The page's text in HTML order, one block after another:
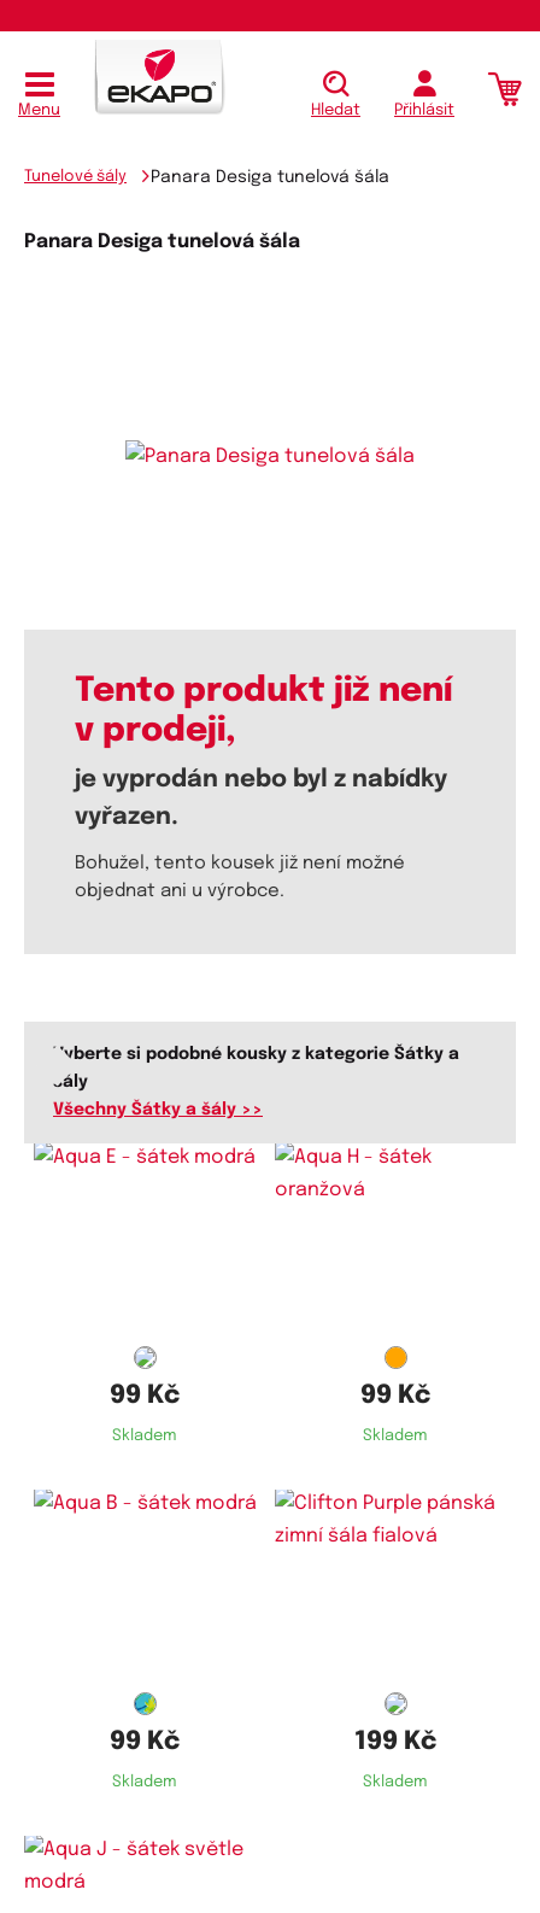
Menu Hledat Přihlásit
Tunelové šály Panara Desiga tunelová šála
Panara Desiga tunelová šála
Tento produkt již není
v prodeji,
je vyprodán nebo byl z nabídky
vyřazen.
Bohužel, tento kousek již není možné
objednat ani u výrobce.
Vyberte si podobné kousky z kategorie Šátky a
šály
Všechny Šátky a šály >>
99 Kč
Skladem
99 Kč
Skladem
99 Kč
Skladem
199 Kč
Skladem